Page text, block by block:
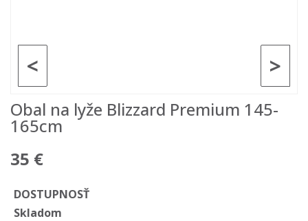
>
<
Obal na lyže Blizzard Premium 145-
165cm
35 €
DOSTUPNOSŤ
Skladom